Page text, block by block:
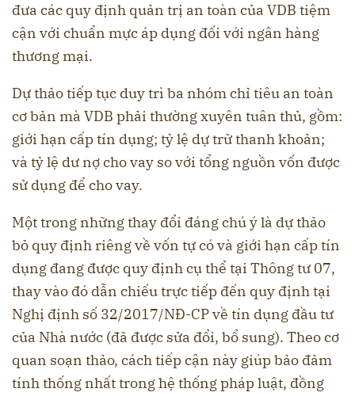
đưa các quy định quản trị an toàn của VDB tiệm
cận với chuẩn mực áp dụng đối với ngân hàng
thương mại.
Dự thảo tiếp tục duy trì ba nhóm chỉ tiêu an toàn
cơ bản mà VDB phải thường xuyên tuân thủ, gồm:
giới hạn cấp tín dụng; tỷ lệ dự trữ thanh khoản;
và tỷ lệ dư nợ cho vay so với tổng nguồn vốn được
sử dụng để cho vay.
Một trong những thay đổi đáng chú ý là dự thảo
bỏ quy định riêng về vốn tự có và giới hạn cấp tín
dụng đang được quy định cụ thể tại Thông tư 07,
thay vào đó dẫn chiếu trực tiếp đến quy định tại
Nghị định số 32/2017/NĐ-CP về tín dụng đầu tư
của Nhà nước (đã được sửa đổi, bổ sung). Theo cơ
quan soạn thảo, cách tiếp cận này giúp bảo đảm
tính thống nhất trong hệ thống pháp luật, đồng